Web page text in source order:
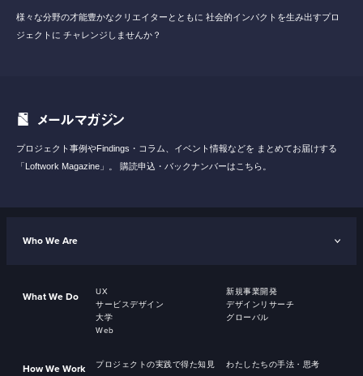
様々な分野の才能豊かなクリエイターとともに 社会的インパクトを生み出すプロ
ジェクトに チャレンジしませんか？
メールマガジン
プロジェクト事例やFindings・コラム、イベント情報などを まとめてお届けする
「Loftwork Magazine」。
購読申込・バックナンバーはこちら。
Who We Are
What We Do UX
新規事業開発
サービスデザイン
デザインリサーチ
大学
グローバル
Web
How We Work プロジェクトの実践で得た知見 わたしたちの手法・思考